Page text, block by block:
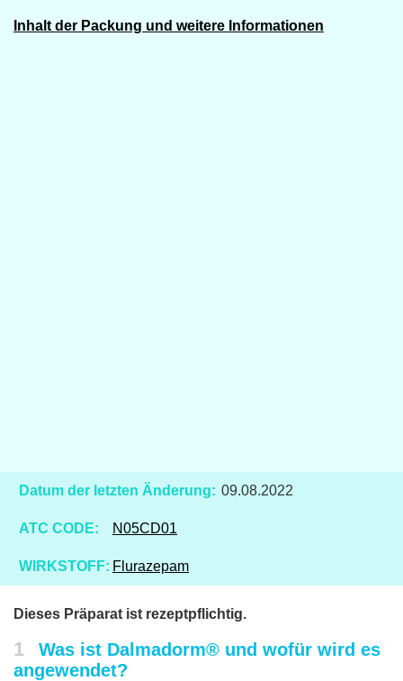
Inhalt der Packung und weitere Informationen
Datum der letzten Änderung: 09.08.2022
ATC CODE: N05CD01
WIRKSTOFF: Flurazepam
Dieses Präparat ist rezeptpflichtig.
1
Was ist Dalmadorm® und wofür wird es
angewendet?